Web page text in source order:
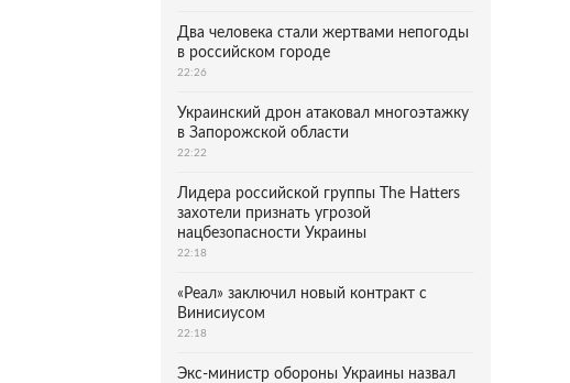
Два человека стали жертвами непогоды
в российском городе
22:26
Украинский дрон атаковал многоэтажку
в Запорожской области
22:22
Лидера российской группы The Hatters
захотели признать угрозой
нацбезопасности Украины
22:18
«Реал» заключил новый контракт с
Винисиусом
22:18
Экс-министр обороны Украины назвал